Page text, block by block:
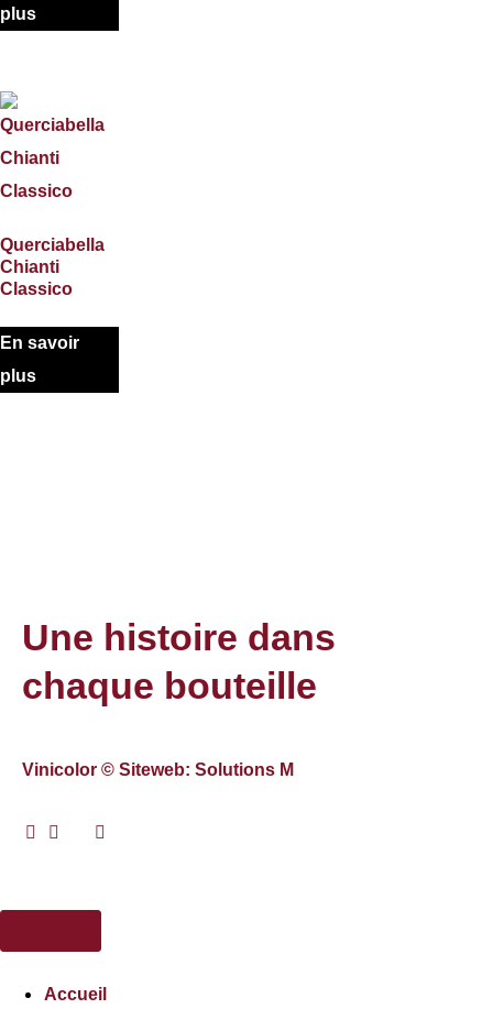
plus
Querciabella
Chianti
Classico
En savoir
plus
Une histoire dans
chaque bouteille
Vinicolor © Siteweb: Solutions M
Accueil